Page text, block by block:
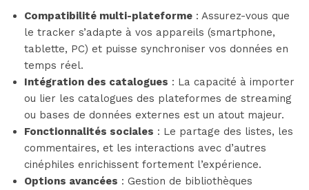
Compatibilité multi-plateforme : Assurez-vous que
le tracker s’adapte à vos appareils (smartphone,
tablette, PC) et puisse synchroniser vos données en
temps réel.
Intégration des catalogues : La capacité à importer
ou lier les catalogues des plateformes de streaming
ou bases de données externes est un atout majeur.
Fonctionnalités sociales : Le partage des listes, les
commentaires, et les interactions avec d’autres
cinéphiles enrichissent fortement l’expérience.
Options avancées : Gestion de bibliothèques